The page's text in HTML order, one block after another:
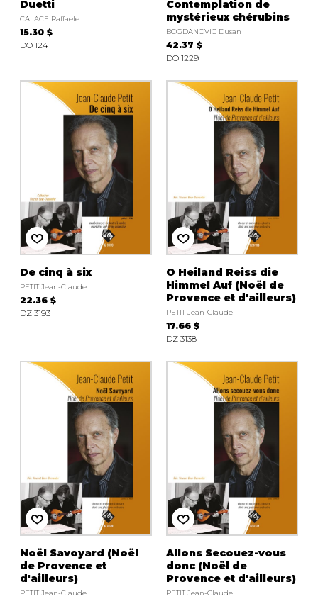
Duetti
CALACE Raffaele
15.30 $
DO 1241
Contemplation de
mystérieux chérubins
BOGDANOVIC Dusan
42.37 $
DO 1229
De cinq à six
PETIT Jean-Claude
22.36 $
DZ 3193
O Heiland Reiss die
Himmel Auf (Noël de
Provence et d'ailleurs)
PETIT Jean-Claude
17.66 $
DZ 3138
Noël Savoyard (Noël
de Provence et
d'ailleurs)
PETIT Jean-Claude
Allons Secouez-vous
donc (Noël de
Provence et d'ailleurs)
PETIT Jean-Claude